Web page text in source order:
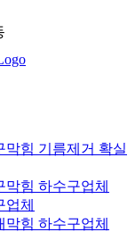
막힘 기름제거 확실
힘 하수구업체
체
힘 하수구업체